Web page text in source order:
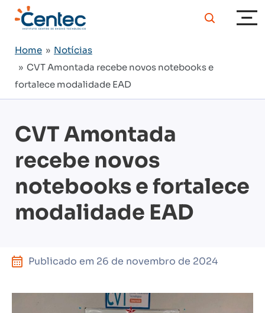
Home » Notícias
» CVT Amontada recebe novos notebooks e
fortalece modalidade EAD
CVT Amontada
recebe novos
notebooks e fortalece
modalidade EAD
Publicado em 26 de novembro de 2024